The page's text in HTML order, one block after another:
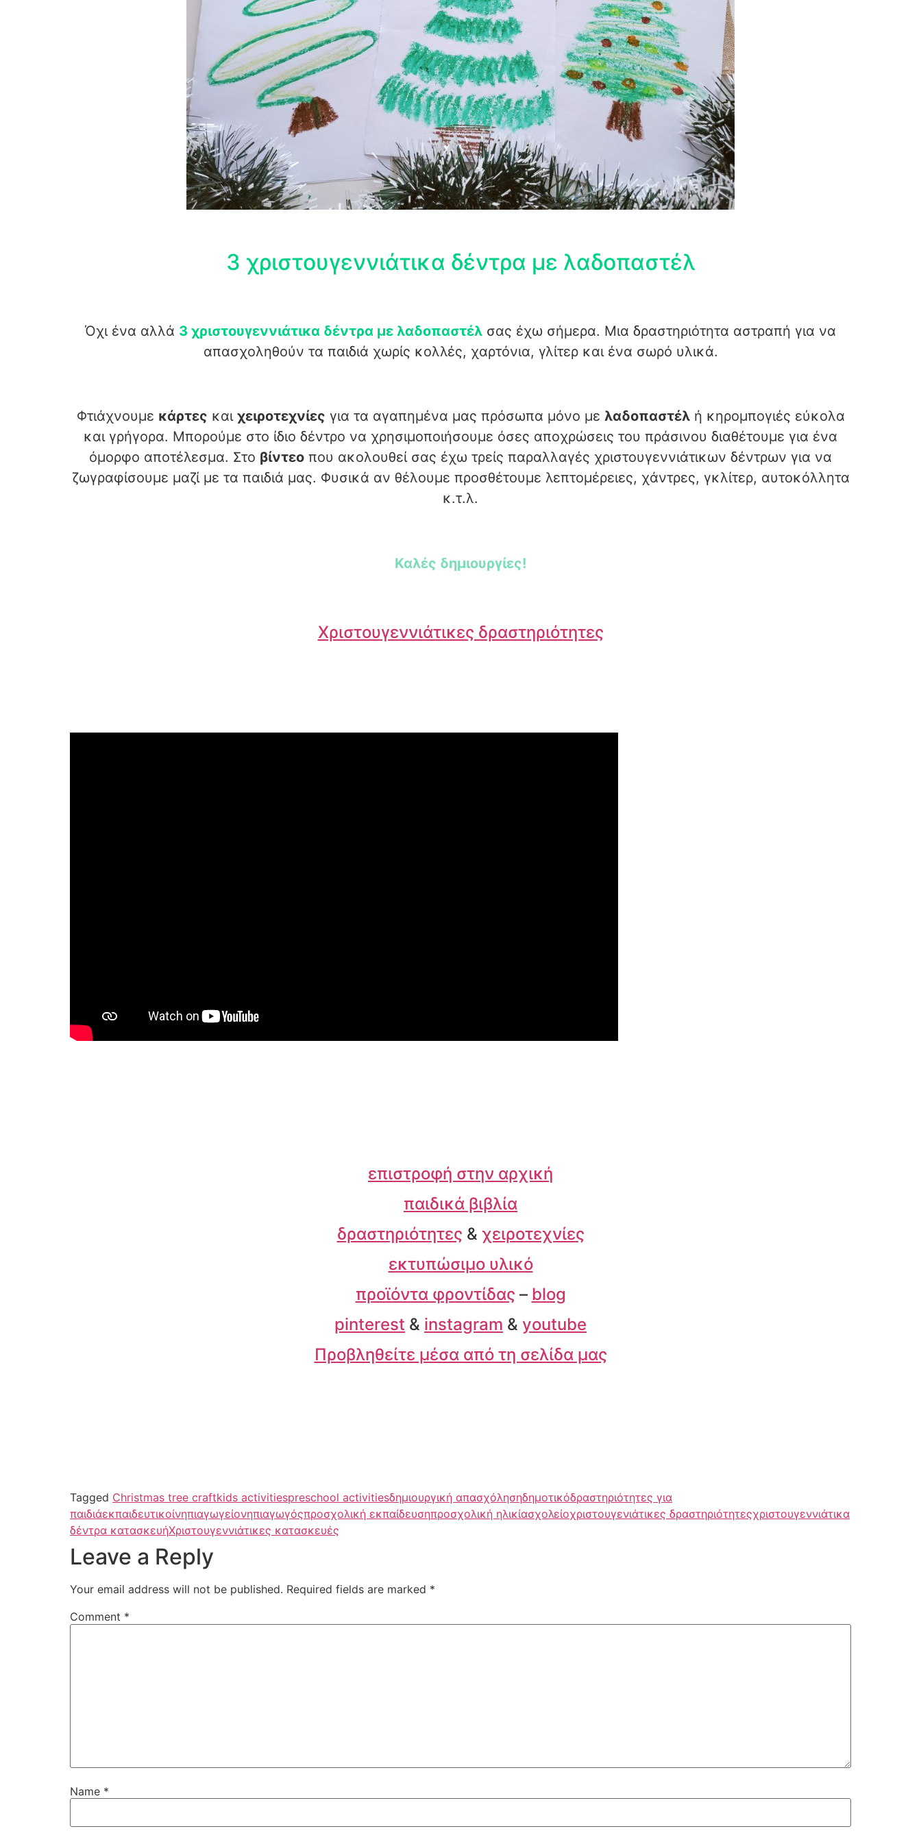
3 χριστουγεννιάτικα δέντρα με λαδοπαστέλ
Όχι ένα αλλά 3 χριστουγεννιάτικα δέντρα με λαδοπαστέλ σας έχω σήμερα. Μια δραστηριότητα αστραπή για να
απασχοληθούν τα παιδιά χωρίς κολλές, χαρτόνια, γλίτερ και ένα σωρό υλικά.
Φτιάχνουμε κάρτες και χειροτεχνίες για τα αγαπημένα μας πρόσωπα μόνο με λαδοπαστέλή κηρομπογιές εύκολα
και γρήγορα. Μπορούμε στο ίδιο δέντρο να χρησιμοποιήσουμε όσες αποχρώσεις του πράσινου διαθέτουμε για ένα
όμορφο αποτέλεσμα. Στο βίντεο που ακολουθεί σας έχω τρείς παραλλαγές χριστουγεννιάτικων δέντρων για να
ζωγραφίσουμε μαζί με τα παιδιά μας. Φυσικά αν θέλουμε προσθέτουμε λεπτομέρειες, χάντρες, γκλίτερ, αυτοκόλλητα
κ.τ.λ.
Καλές δημιουργίες!
Χριστουγεννιάτικες δραστηριότητες
επιστροφή στην αρχική
παιδικά βιβλία
δραστηριότητες & χειροτεχνίες
εκτυπώσιμο υλικό
προϊόντα φροντίδας – blog
pinterest & instagram & youtube
Προβληθείτε μέσα από τη σελίδα μας
Tagged Christmas tree craftkids activitiespreschool activitiesδημιουργική απασχόλησηδημοτικόδραστηριότητες για
παιδιάεκπαιδευτικοίνηπιαγωγείονηπιαγωγόςπροσχολική εκπαίδευσηπροσχολική ηλικίασχολείοχριστουγενιάτικες δραστηριότητεςχριστουγεννιάτικα
δέντρα κατασκευήΧριστουγεννιάτικες κατασκευές
Leave a Reply
Your email address will not be published. Required fields are marked *
Comment *
Name *